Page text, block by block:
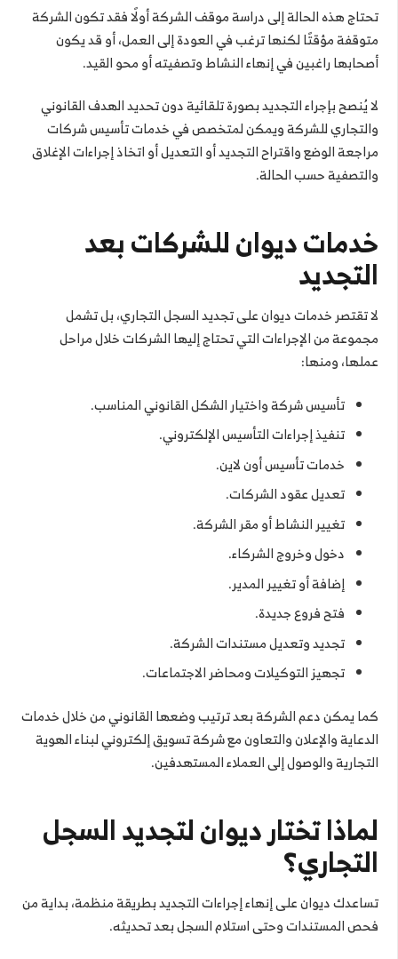
تحتاج هذه الحالة إلى دراسة موقف الشركة أولًا فقد تكون الشركة
متوقفة مؤقتًا لكنها ترغب في العودة إلى العمل، أو قد يكون
أصحابها راغبين في إنهاء النشاط وتصفيته أو محو القيد.
لا يُنصح بإجراء التجديد بصورة تلقائية دون تحديد الهدف القانوني
والتجاري للشركة ويمكن لمتخصص في خدمات تأسيس شركات
مراجعة الوضع واقتراح التجديد أو التعديل أو اتخاذ إجراءات الإغلاق
والتصفية حسب الحالة.
خدمات ديوان للشركات بعد
التجديد
لا تقتصر خدمات ديوان على تجديد السجل التجاري، بل تشمل
مجموعة من الإجراءات التي تحتاج إليها الشركات خلال مراحل
عملها، ومنها:
تأسيس شركة واختيار الشكل القانوني المناسب.
تنفيذ إجراءات التأسيس الإلكتروني.
خدمات تأسيس أون لاين.
تعديل عقود الشركات.
تغيير النشاط أو مقر الشركة.
دخول وخروج الشركاء.
إضافة أو تغيير المدير.
فتح فروع جديدة.
تجديد وتعديل مستندات الشركة.
تجهيز التوكيلات ومحاضر الاجتماعات.
كما يمكن دعم الشركة بعد ترتيب وضعها القانوني من خلال خدمات
الدعاية والإعلان والتعاون مع شركة تسويق إلكتروني لبناء الهوية
التجارية والوصول إلى العملاء المستهدفين.
لماذا تختار ديوان لتجديد السجل
التجاري؟
تساعدك ديوان على إنهاء إجراءات التجديد بطريقة منظمة، بداية من
فحص المستندات وحتى استلام السجل بعد تحديثه.